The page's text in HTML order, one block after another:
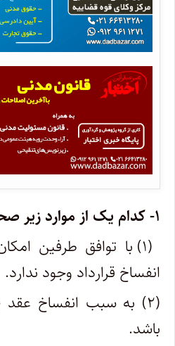
۱- کدام یک از موارد زیر صحیح است؟
(۱) با توافق طرفین
انفساخ قرارداد وجود ندارد.
(۲) به سبب انفساخ عقد
باشد.